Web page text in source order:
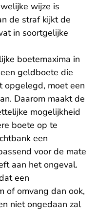
wijze is
de straf kijkt de
in soortgelijke
boetemaxima in
geldboete die
opgelegd, moet een
Daarom maakt de
mogelijkheid
boete op te
een
voor de mate
aan het ongeval.
een
of omvang dan ook,
niet ongedaan zal